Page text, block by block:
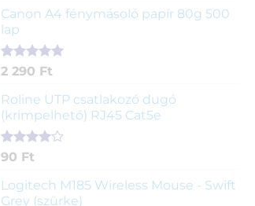
ből,
értékelés
alapján
Canon A4 fénymásoló papír 80g 500
lap
Értékelés
ből,
2
értékelés
alapján
2 290 Ft
Roline UTP csatlakozó dugó
(krimpelhető) RJ45 Cat5e
Értékelés
5-ből,
2
értékelés
90 Ft
Logitech M185 Wireless Mouse - Swift
Grey (szürke)